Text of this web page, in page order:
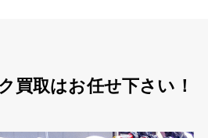
買取はお任せ下さい！